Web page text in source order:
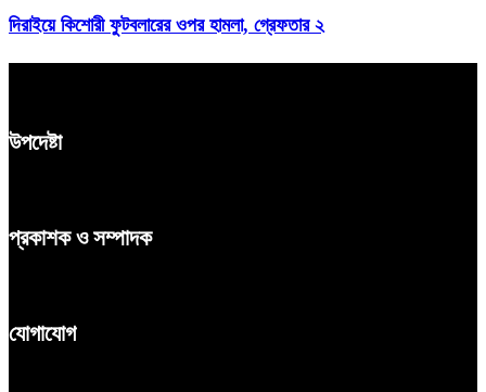
দিরাইয়ে কিশোরী ফুটবলারের ওপর হামলা, গ্রেফতার ২
উপদেষ্টা
প্রকাশক ও সম্পাদক
যোগাযোগ